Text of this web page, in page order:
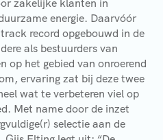
zakelijke klanten in
energie. Daarvóór
record opgebouwd in de
als bestuurders van
op het gebied van onroerend
ervaring zat bij deze twee
wat te verbeteren viel op
Met name door de inzet
selectie aan de